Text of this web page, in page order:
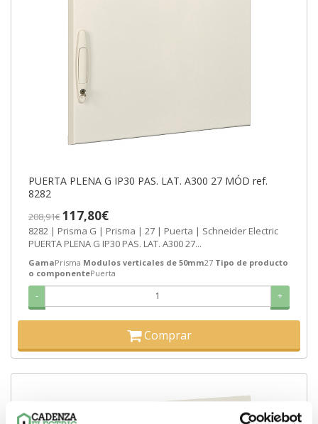
PUERTA PLENA G IP30 PAS. LAT. A300 27 MÓD ref.
8282
208,91€117,80€
8282 | Prisma G | Prisma | 27 | Puerta | Schneider Electric
PUERTA PLENA G IP30 PAS. LAT. A300 27...
GamaPrisma Modulos verticales de 50mm27 Tipo de producto
o componentePuerta
- +
Comprar